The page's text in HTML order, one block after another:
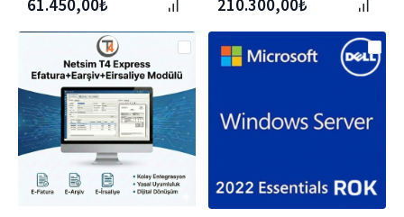
61.450,00₺ 210.300,00₺